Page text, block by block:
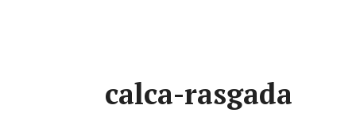
calca-rasgada